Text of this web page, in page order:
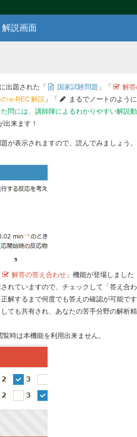
説画面
出題された「 国家試験問題 」「 解
e-REC解説 」「
まるでノートのよう
問には、講師陣によるわかりやすい解説
来ます！
が表示されますので、読んでみましょう
解答の答え合わせ 」機能が登場しました
れていますので、チェックして「答え合
解するまで何度でも答えの確認が可能で
ても共有され、あなたの苦手分野の解析
時は本機能を利用出来ません。
国家試験問題
つ選べ。
要望する！
問